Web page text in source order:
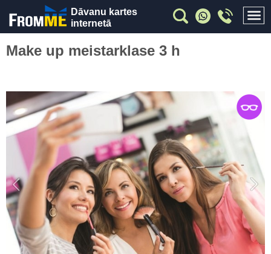
Dāvanu kartes
internetā
Make up meistarklase 3 h
Previous